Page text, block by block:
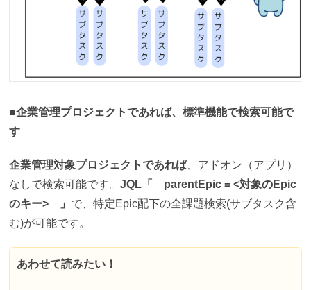
■企業管理プロジェクトであれば、標準機能で検索可能で
す
企業管理対象プロジェクトであれば、アドオン（アプリ）
なしで検索可能です。JQL「 parentEpic = <対象のEpic
のキー> 」 で、特定Epic配下の全課題検索(サブタスク含
む)が可能です。
あわせて読みたい！